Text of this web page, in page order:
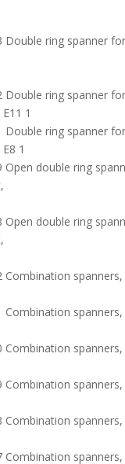
Double ring spanner
Double ring spanner
1
Double ring spanner
1
Open double ring
Open double ring
Combination
Combination
Combination
Combination
Combination
Combination